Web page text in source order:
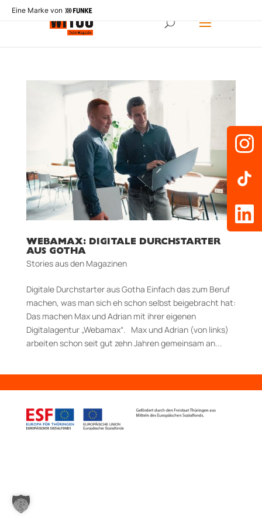
Eine Marke von
WEBAMAX: DIGITALE DURCHSTARTER
AUS GOTHA
Stories aus den Magazinen
Digitale Durchstarter aus Gotha Einfach das zum Beruf
machen, was man sich eh schon selbst beigebracht hat:
Das machen Max und Adrian mit ihrer eigenen
Digitalagentur „Webamax“. Max und Adrian (von links)
arbeiten schon seit gut zehn Jahren gemeinsam an...